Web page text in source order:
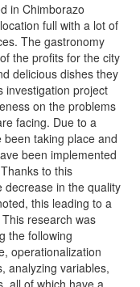
in Chimborazo
full with a lot of
The gastronomy
the profits for the city
delicious dishes they
investigation project
on the problems
facing. Due to a
taking place and
been implemented
to this
decrease in the quality
this leading to a
research was
the following
operationalization
analyzing variables,
all of which have a